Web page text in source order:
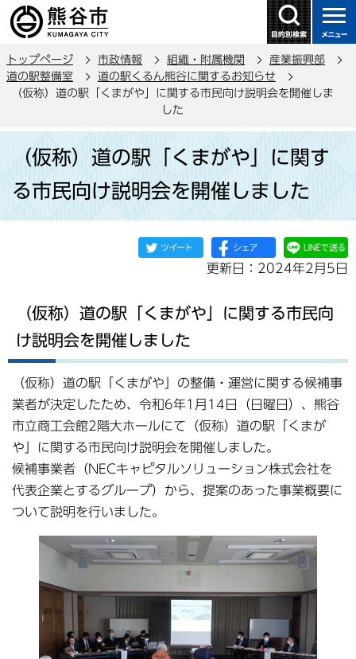
の
ー
先
トップページ 市政情報 組織・附属機関
産業振興部
道の駅整備室
道の駅くるん熊谷に関するお知らせ
（仮称）道の駅「くまがや」に関する市民向け説明会を開催しま
した
か
（仮称）道の駅「くまがや」に関す
る市民向け説明会を開催しました
更新日：2024年2月5日
（仮称）道の駅「くまがや」に関する市民向
け説明会を開催しました
（仮称）道の駅「くまがや」の整備・運営に関する候補事
業者が決定したため、令和6年1月14日（日曜日）、熊谷
市立商工会館2階大ホールにて（仮称）道の駅「くまが
や」に関する市民向け説明会を開催しました。
候補事業者（NECキャピタルソリューション株式会社を
代表企業とするグループ）から、提案のあった事業概要に
ついて説明を行いました。